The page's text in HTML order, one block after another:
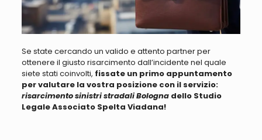
Se state cercando un valido e attento partner per
ottenere il giusto risarcimento dall’incidente nel quale
siete stati coinvolti, fissate un primo appuntamento
per valutare la vostra posizione con il servizio:
risarcimento sinistri stradali Bolognadello Studio
Legale Associato Spelta Viadana!